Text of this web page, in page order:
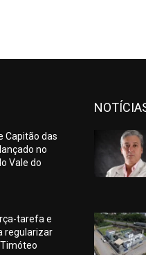
Capitão das
no
Vale do
tarefa e
regularizar